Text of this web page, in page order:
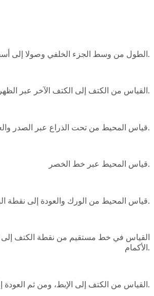
القياس من الكتف إلى الكتف الآخر عبر الظهر.
قياس المحيط عبر خط الخصر.
قياس المحيط من الورك والعودة إلى نقطة البداية.
القياس في خط مستقيم من نقطة الكتف إلى
الأكمام.
القياس من الكتف إلى الإبط، ومن ثم العودة إلى الكتف.